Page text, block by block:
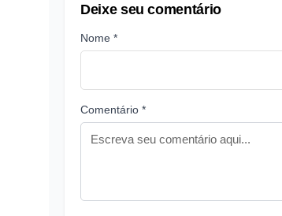
Deixe seu comentário
Nome *
Comentário *